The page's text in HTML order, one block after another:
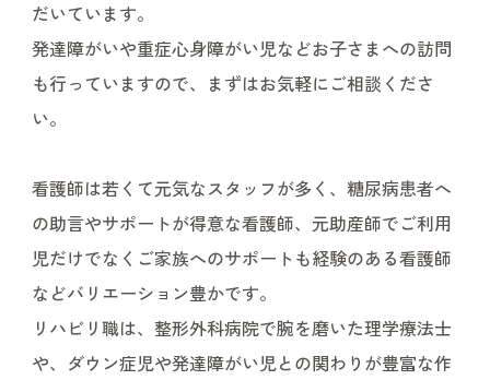
だいています。
発達障がいや重症心身障がい児などお子さまへの訪問
も行っていますので、まずはお気軽にご相談くださ
い。
看護師は若くて元気なスタッフが多く、糖尿病患者へ
の助言やサポートが得意な看護師、元助産師でご利用
児だけでなくご家族へのサポートも経験のある看護師
などバリエーション豊かです。
リハビリ職は、整形外科病院で腕を磨いた理学療法士
や、ダウン症児や発達障がい児との関わりが豊富な作